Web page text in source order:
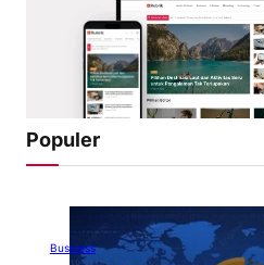
Populer
Business